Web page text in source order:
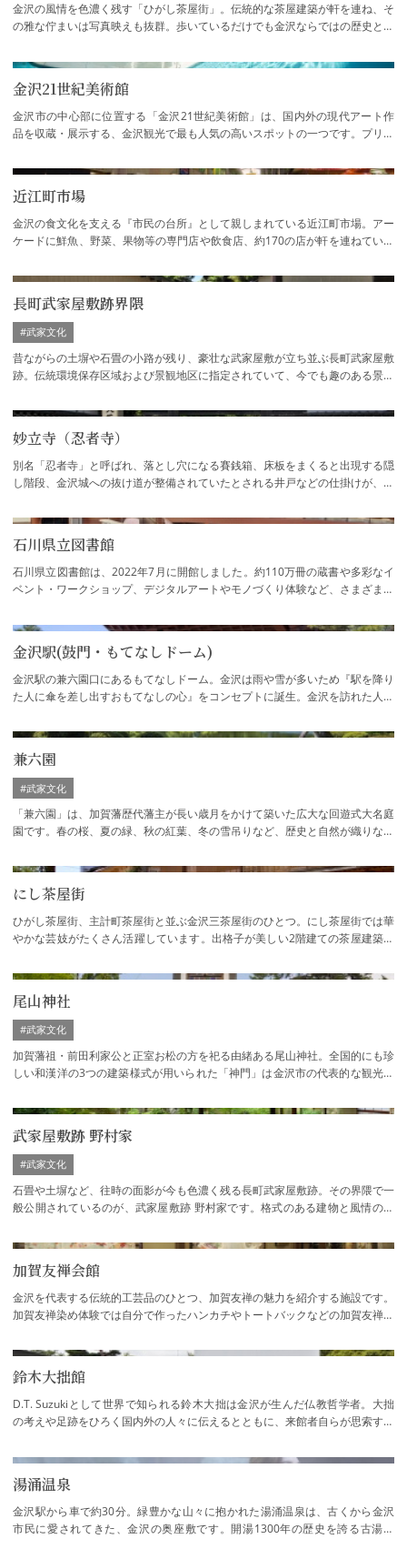
金沢の風情を色濃く残す「ひがし茶屋街」。伝統的な茶屋建築が軒を連ね、そ
の雅な佇まいは写真映えも抜群。歩いているだけでも金沢ならではの歴史と文
金沢21世紀美術館
金沢市の中心部に位置する「金沢21世紀美術館」は、国内外の現代アート作
品を収蔵・展示する、金沢観光で最も人気の高いスポットの一つです。プリツ
近江町市場
金沢の食文化を支える『市民の台所』として親しまれている近江町市場。アー
ケードに鮮魚、野菜、果物等の専門店や飲食店、約170の店が軒を連ねていま
長町武家屋敷跡界隈
昔ながらの土塀や石畳の小路が残り、豪壮な武家屋敷が立ち並ぶ長町武家屋敷
跡。伝統環境保存区域および景観地区に指定されていて、今でも趣のある景観
#武家文化
妙立寺（忍者寺）
別名「忍者寺」と呼ばれ、落とし穴になる賽銭箱、床板をまくると出現する隠
し階段、金沢城への抜け道が整備されていたとされる井戸などの仕掛けが、寺
石川県立図書館
石川県立図書館は、2022年7月に開館しました。約110万冊の蔵書や多彩なイ
ベント・ワークショップ、デジタルアートやモノづくり体験など、さまざまな
金沢駅(鼓門・もてなしドーム)
金沢駅の兼六園口にあるもてなしドーム。金沢は雨や雪が多いため『駅を降り
た人に傘を差し出すおもてなしの心』をコンセプトに誕生。金沢を訪れた人を
兼六園
「兼六園」は、加賀藩歴代藩主が長い歳月をかけて築いた広大な回遊式大名庭
園です。春の桜、夏の緑、秋の紅葉、冬の雪吊りなど、歴史と自然が織りなす
#武家文化
にし茶屋街
ひがし茶屋街、主計町茶屋街と並ぶ金沢三茶屋街のひとつ。にし茶屋街では華
やかな芸妓がたくさん活躍しています。出格子が美しい2階建ての茶屋建築に
尾山神社
加賀藩祖・前田利家公と正室お松の方を祀る由緒ある尾山神社。全国的にも珍
しい和漢洋の3つの建築様式が用いられた「神門」は金沢市の代表的な観光ス
#武家文化
武家屋敷跡 野村家
石畳や土塀など、往時の面影が今も色濃く残る長町武家屋敷跡。その界隈で一
般公開されているのが、武家屋敷跡 野村家です。格式のある建物と風情のあ
#武家文化
加賀友禅会館
金沢を代表する伝統的工芸品のひとつ、加賀友禅の魅力を紹介する施設です。
加賀友禅染め体験では自分で作ったハンカチやトートバックなどの加賀友禅グ
鈴木大拙館
D.T. Suzukiとして世界で知られる鈴木大拙は金沢が生んだ仏教哲学者。大拙
の考えや足跡をひろく国内外の人々に伝えるとともに、来館者自らが思索する
湯涌温泉
金沢駅から車で約30分。緑豊かな山々に抱かれた湯涌温泉は、古くから金沢
市民に愛されてきた、金沢の奥座敷です。開湯1300年の歴史を誇る古湯へ